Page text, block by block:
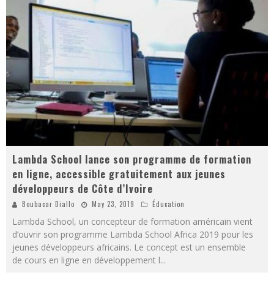
Lambda School lance son programme de formation
en ligne, accessible gratuitement aux jeunes
développeurs de Côte d’Ivoire
Boubacar Diallo May 23, 2019 Éducation
Lambda School, un concepteur de formation américain vient
d’ouvrir son programme Lambda School Africa 2019 pour les
jeunes développeurs africains. Le concept est un ensemble
de cours en ligne en développement l...